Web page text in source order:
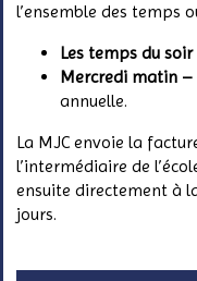
l’ensemble des temps
Les temps du soir
Mercredi matin –
annuelle.
La MJC envoie la
l’intermédiaire de
ensuite directement à
jours.